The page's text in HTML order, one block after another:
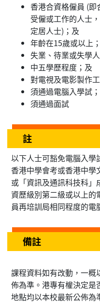
香港合資格僱員 (
受僱或工作的人士
定居人士)；及
年齡在15歲或以上
失業、待業或失學
中五學歷程度；及
對電視及電影製作
須通過電腦入學試
須通過面試
註
以下人士可豁免電腦入學
香港中學會考或香港中學
或「資訊及通訊科技科」
資歷級別第二級或以上
員再培訓局相同程度的電
備註
課程資料如有改動，一概
佈為準。港專有權決定是
地點均以本校最新公佈為